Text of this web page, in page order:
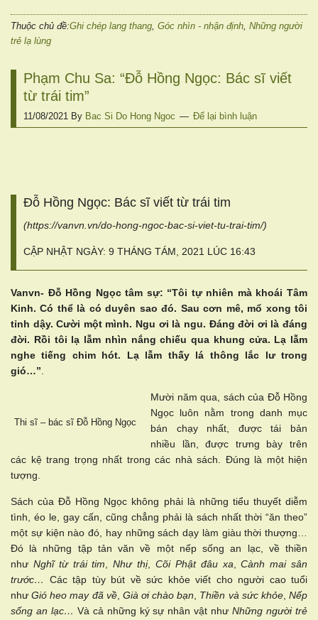
Thuộc chủ đề:Ghi chép lang thang, Góc nhìn - nhận định, Những người
trẻ lạ lùng
Phạm Chu Sa: “Đỗ Hồng Ngọc: Bác sĩ viết
từ trái tim”
11/08/2021 By Bac Si Do Hong Ngoc Để lại bình luận
Đỗ Hồng Ngọc: Bác sĩ viết từ trái tim
(https://vanvn.vn/do-hong-ngoc-bac-si-viet-tu-trai-tim/)
CẬP NHẬT NGÀY: 9 THÁNG TÁM, 2021 LÚC 16:43
Vanvn- Đỗ Hồng Ngọc tâm sự: “Tôi tự nhiên mà khoái Tâm
Kinh. Có thể là có duyên sao đó. Sau cơn mê, mổ xong tôi
tỉnh dậy. Cười một mình. Ngu ơi là ngu. Đáng đời ơi là đáng
đời. Rồi tôi lạ lẫm nhìn nắng chiếu qua khung cửa. Lạ lẫm
nghe tiếng chim hót. Lạ lẫm thấy lá thông lắc lư trong
gió…”.
Thi sĩ – bác sĩ Đỗ Hồng Ngọc
Mười năm qua, sách của Đỗ Hồng
Ngọc luôn nằm trong danh mục
bán chạy nhất, được tái bản
nhiều lần, được trưng bày trên
các kệ trang trọng nhất trong các nhà sách. Đúng là một hiện
tượng.
Sách của Đỗ Hồng Ngọc không phải là những tiểu thuyết diễm
tình, éo le, gay cấn, cũng chẳng phải là sách nhất thời “ăn theo”
một sự kiện nào đó, hay những sách dạy làm giàu thời thượng…
Đó là những tập tản văn về một nếp sống an lạc, về thiền
như Nghĩ từ trái tim,Như thị, Cõi Phật đâu xa,Cành mai sân
trước… Các tập tùy bút về sức khỏe viết cho người cao tuổi
nhưGió heo may đã về, Già ơi chào bạn, Thiền và sức khỏe,Nếp
sống an lạc… Và cả những ký sự nhân vật nhưNhững người trẻ